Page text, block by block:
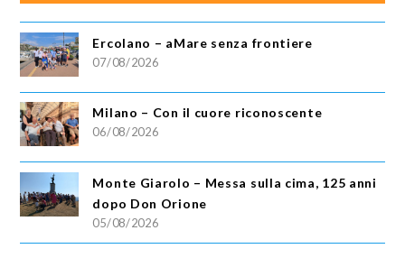
Ercolano – aMare senza frontiere
07/08/2026
Milano – Con il cuore riconoscente
06/08/2026
Monte Giarolo – Messa sulla cima, 125 anni
dopo Don Orione
05/08/2026